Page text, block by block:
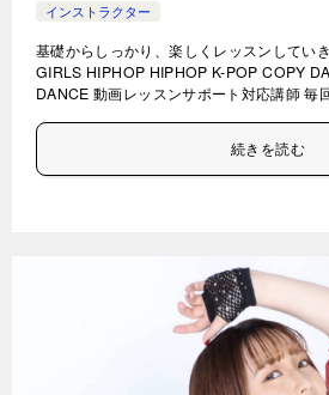
インストラクター
基礎からしっかり、楽しくレッスンしてい
GIRLS HIPHOP HIPHOP K-POP COPY
DANCE 動画レッスンサポート対応講師 毎
続きを読む